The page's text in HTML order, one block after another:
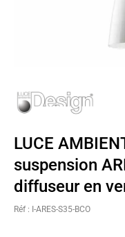
LUCE
suspension
diffuseur en
Réf : I-ARES-S35-BCO